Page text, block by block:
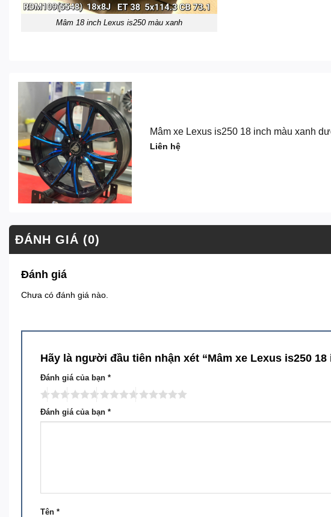
Mâm 18 inch Lexus is250 màu xanh
Mâm xe Lexus is250 18 inch màu xanh
Liên hệ
ĐÁNH GIÁ (0)
Đánh giá
Chưa có đánh giá nào.
Hãy là người đầu tiên nhận xét “Mâm xe Lexus is250
Đánh giá của bạn *
Đánh giá của bạn *
Tên *